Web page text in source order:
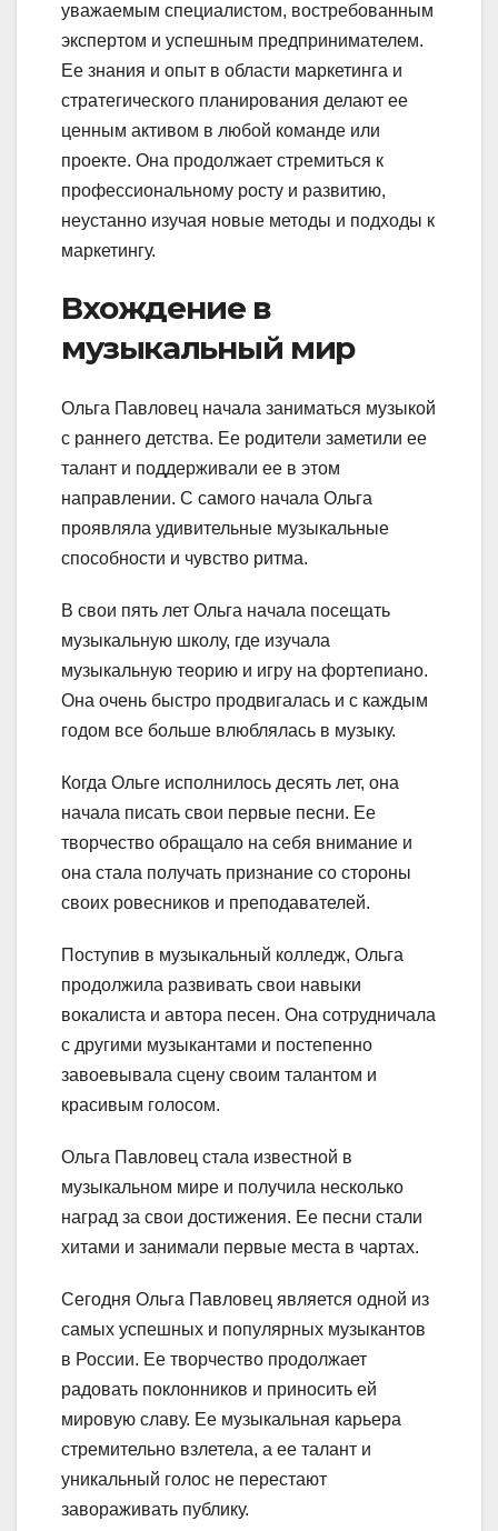
уважаемым специалистом, востребованным
экспертом и успешным предпринимателем.
Ее знания и опыт в области маркетинга и
стратегического планирования делают ее
ценным активом в любой команде или
проекте. Она продолжает стремиться к
профессиональному росту и развитию,
неустанно изучая новые методы и подходы к
маркетингу.
Вхождение в
музыкальный мир
Ольга Павловец начала заниматься музыкой
с раннего детства. Ее родители заметили ее
талант и поддерживали ее в этом
направлении. С самого начала Ольга
проявляла удивительные музыкальные
способности и чувство ритма.
В свои пять лет Ольга начала посещать
музыкальную школу, где изучала
музыкальную теорию и игру на фортепиано.
Она очень быстро продвигалась и с каждым
годом все больше влюблялась в музыку.
Когда Ольге исполнилось десять лет, она
начала писать свои первые песни. Ее
творчество обращало на себя внимание и
она стала получать признание со стороны
своих ровесников и преподавателей.
Поступив в музыкальный колледж, Ольга
продолжила развивать свои навыки
вокалиста и автора песен. Она сотрудничала
с другими музыкантами и постепенно
завоевывала сцену своим талантом и
красивым голосом.
Ольга Павловец стала известной в
музыкальном мире и получила несколько
наград за свои достижения. Ее песни стали
хитами и занимали первые места в чартах.
Сегодня Ольга Павловец является одной из
самых успешных и популярных музыкантов
в России. Ее творчество продолжает
радовать поклонников и приносить ей
мировую славу. Ее музыкальная карьера
стремительно взлетела, а ее талант и
уникальный голос не перестают
завораживать публику.